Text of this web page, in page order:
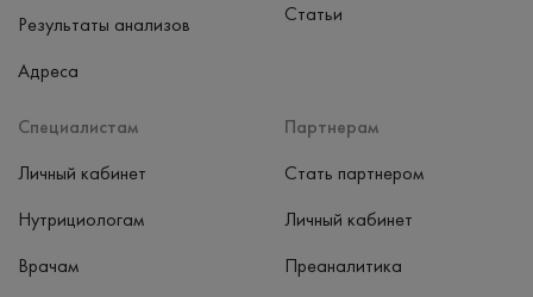
Результаты анализов
Адреса
Специалистам
Личный кабинет
Нутрициологам
Врачам
Партнерам
Стать партнером
Личный кабинет
Преаналитика
Статьи